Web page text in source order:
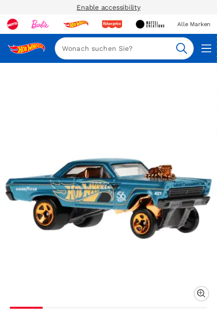
Enable accessibility
Alle Marken
Suche